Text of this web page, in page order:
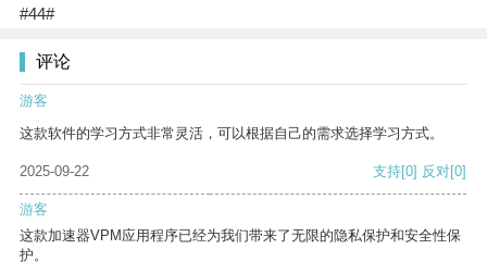
#44#
评论
游客
这款软件的学习方式非常灵活，可以根据自己的需求选择学习方式。
2025-09-22 支持[0] 反对[0]
游客
这款加速器VPM应用程序已经为我们带来了无限的隐私保护和安全性保
护。